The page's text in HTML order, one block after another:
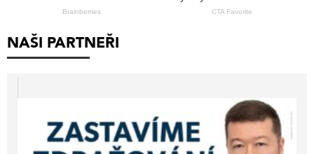
NAŠI PARTNEŘI